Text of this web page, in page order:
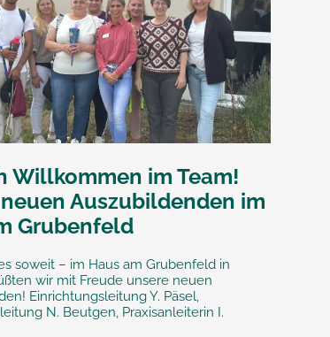
Willkommen im Team!
Auszubildenden im
Grubenfeld
soweit – im Haus am Grubenfeld in
wir mit Freude unsere neuen
Einrichtungsleitung Y. Päsel,
N. Beutgen, Praxisanleiterin I.